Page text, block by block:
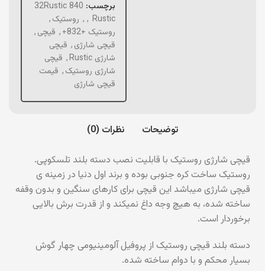
برچسب: 32Rustic 840
, Rustic
, روستیک,
روستیک +832+
, قیچی,
قیچی شارژی, قیچی
شارژی Rustic
, قیچی
شارژی روستیک, قیمت
قیچی شارژی
توضیحات نظرات (0)
قیچی شارژی روستیک با قابلیت نصب دسته بلند تلسکوپی.
روستیک ساخت کره جنوبی بوده و برند اول دنیا در زمینه ی
قیچی شارژی میباشد این قیچی برای کارهای سنگین و بدون وقفه
ساخته شده، به هیچ وجه داغ نمیکند و از قدرت برش بالایی
برخوردار است.
دسته بلند قیچی روستیک از پروفیل آلومینیومی چهار گوش
بسیار محکم و با دوام ساخته شده.